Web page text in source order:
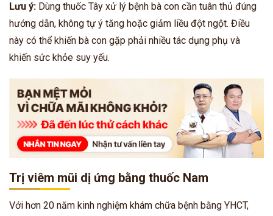
Lưu ý: Dùng thuốc Tây xử lý bệnh bà con cần tuân thủ đúng
hướng dẫn, không tự ý tăng hoặc giảm liều đột ngột. Điều
này có thể khiến bà con gặp phải nhiều tác dụng phụ và
khiến sức khỏe suy yếu.
Trị viêm mũi dị ứng bằng thuốc Nam
Với hơn 20 năm kinh nghiệm khám chữa bệnh bằng YHCT,